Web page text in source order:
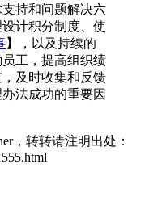
持和问题解决六
计积分制度、使
】，以及持续的
工，提高组织绩
及时收集和反馈
法成功的重要因
，转转请注明出处：